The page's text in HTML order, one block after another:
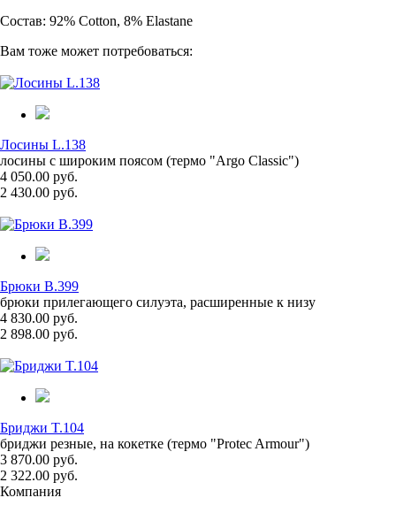
Состав: 92% Cotton, 8% Elastane
Вам тоже может потребоваться:
Лосины L.138
лосины с широким поясом (термо "Argo Classic")
4 050.00 руб.
2 430.00 руб.
Брюки B.399
брюки прилегающего силуэта, расширенные к низу
4 830.00 руб.
2 898.00 руб.
Бриджи T.104
бриджи резные, на кокетке (термо "Protec Armour")
3 870.00 руб.
2 322.00 руб.
Компания